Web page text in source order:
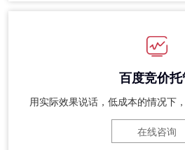
百度竞价托
用实际效果说话，低成本的情况下
在线咨询